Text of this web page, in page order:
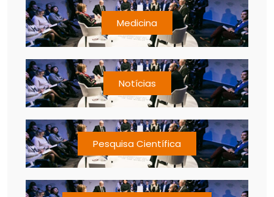
Medicina
Notícias
Pesquisa Científica